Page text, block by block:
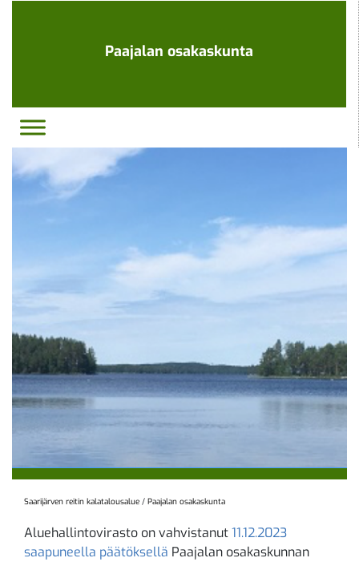
Paajalan osakaskunta
Saarijärven reitin kalatalousalue / Paajalan osakaskunta
Aluehallintovirasto on vahvistanut11.12.2023
saapuneella päätöksellä Paajalan osakaskunnan